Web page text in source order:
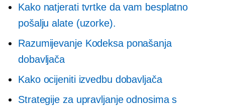
Kako natjerati tvrtke da vam besplatno
pošalju alate (uzorke).
Razumijevanje Kodeksa ponašanja
dobavljača
Kako ocijeniti izvedbu dobavljača
Strategije za upravljanje odnosima s